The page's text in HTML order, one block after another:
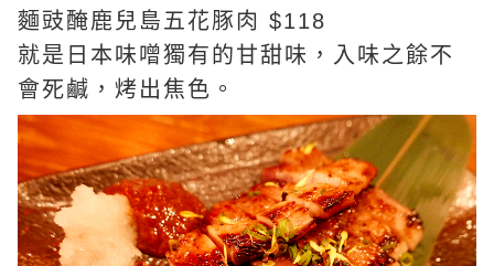
麵豉醃鹿兒島五花豚肉 $118
就是日本味噌獨有的甘甜味，入味之餘不
會死鹹，烤出焦色。